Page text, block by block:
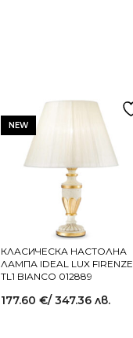
NEW
КЛАСИЧЕСКА НАСТОЛНА
ЛАМПА IDEAL LUX FIRENZE
TL1 BIANCO 012889
177.60 €/ 347.36 лв.